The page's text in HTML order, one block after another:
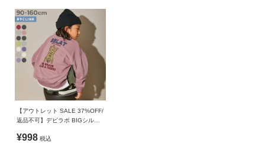
【アウトレット SALE 37%OFF/
返品不可】デビラボ BIGシルエ
¥998 税込